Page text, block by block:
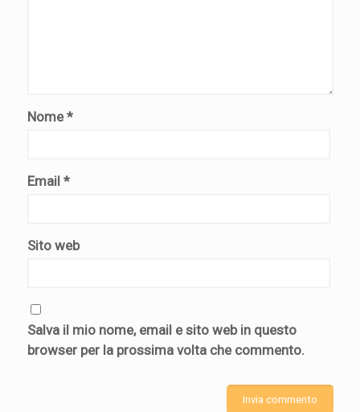
Nome*
Email *
Sito web
Salva il mio nome, email e sito web in questo
browser per la prossima volta che commento.